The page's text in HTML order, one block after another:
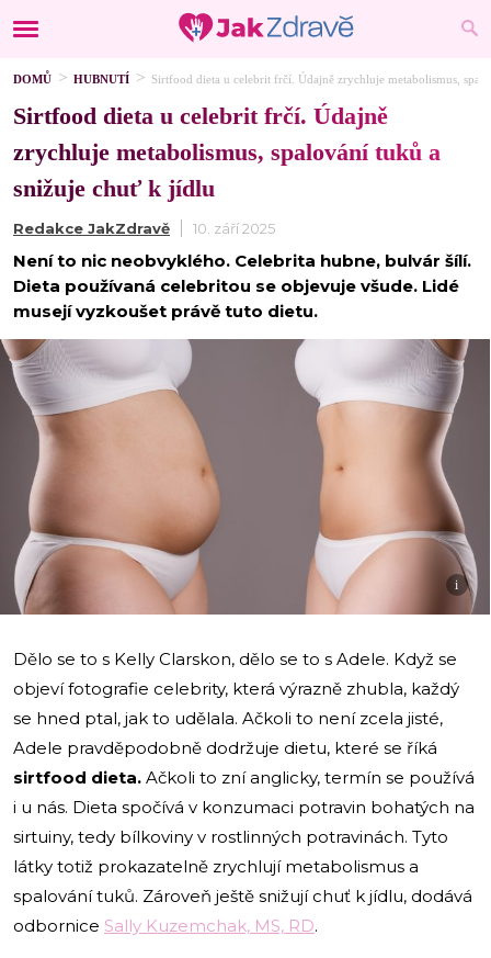
DOMŮ HUBNUTÍ Sirtfood dieta u celebrit frčí. Údajně zrychluje metabolismus,
Sirtfood dieta u celebrit frčí. Údajně
zrychluje metabolismus, spalování tuků a
snižuje chuť k jídlu
Redakce JakZdravě 10. září 2025
Není to nic neobvyklého. Celebrita hubne, bulvár šílí.
Dieta používaná celebritou se objevuje všude. Lidé
musejí vyzkoušet právě tuto dietu.
i
Dělo se to s Kelly Clarskon, dělo se to s Adele. Když se
objeví fotografie celebrity, která výrazně zhubla, každý
se hned ptal, jak to udělala. Ačkoli to není zcela jisté,
Adele pravděpodobně dodržuje dietu, které se říká
sirtfood dieta. Ačkoli to zní anglicky, termín se používá
i u nás. Dieta spočívá v konzumaci potravin bohatých na
sirtuiny, tedy bílkoviny v rostlinných potravinách. Tyto
látky totiž prokazatelně zrychlují metabolismus a
spalování tuků. Zároveň ještě snižují chuť k jídlu, dodává
odbornice Sally Kuzemchak, MS, RD.